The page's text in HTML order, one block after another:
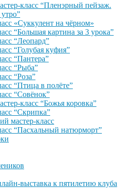
класс “Пленэрный пейзаж.
«Суккулент на чёрном»
“Большая картина за 3 урока”
“Леопард”
“Голубая куфия”
“Пантера”
“Рыба”
“Роза”
“Птица в полёте”
“Совёнок”
класс “Божья коровка”
“Скрипка”
мастер-класс
“Пасхальный натюрморт”
выставка к пятилетию клуба